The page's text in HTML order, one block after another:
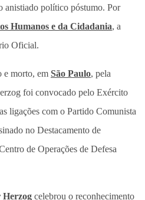
anistiado político póstumo. Por
Humanos e da Cidadania, a
Oficial.
e morto, em São Paulo, pela
foi convocado pelo Exército
ligações com o Partido Comunista
no Destacamento de
de Operações de Defesa
celebrou o reconhecimento